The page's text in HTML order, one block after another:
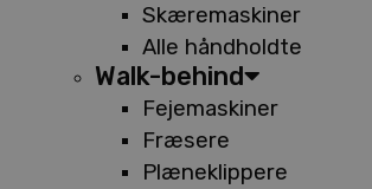
Skæremaskiner
Alle håndholdte
Walk-behind
Fejemaskiner
Fræsere
Plæneklippere